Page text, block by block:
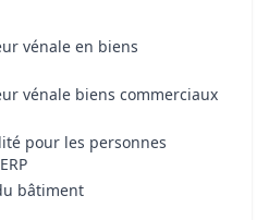
vénale en biens
vénale biens commerciaux
pour les personnes
bâtiment